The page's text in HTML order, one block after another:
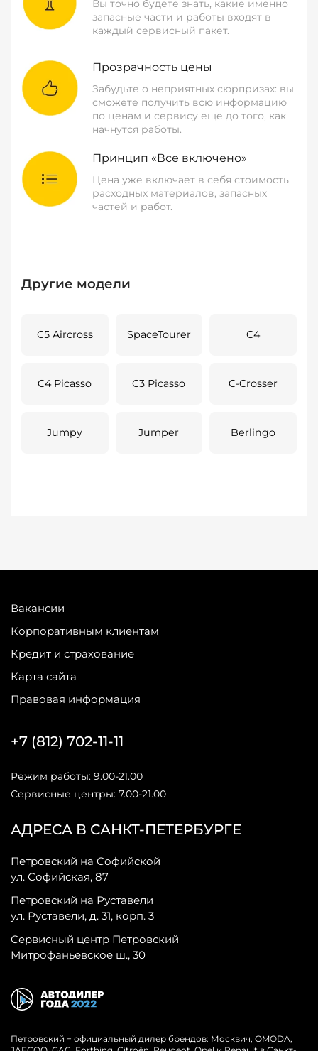
Вы точно будете знать, какие именно
запасные части и работы входят в
каждый сервисный пакет.
Прозрачность цены
Забудьте о неприятных сюрпризах: вы
сможете получить всю информацию
по ценам и сервису еще до того, как
начнутся работы.
Принцип «Все включено»
Цена уже включает в себя стоимость
расходных материалов, запасных
частей и работ.
Другие модели
C5 Aircross SpaceTourer C4
C4 Picasso C3 Picasso C-Crosser
Jumpy Jumper Berlingo
Вакансии
Корпоративным клиентам
Кредит и страхование
Карта сайта
Правовая информация
АДРЕСА В САНКТ-ПЕТЕРБУРГЕ
Петровский на Софийской
ул. Софийская, 87
Петровский на Руставели
ул. Руставели, д. 31, корп. 3
Сервисный центр Петровский
Митрофаньевское ш., 30
+7 (812) 702-11-11
Режим работы: 9.00-21.00
Сервисные центры: 7.00-21.00
Петровский − официальный дилер брендов: Москвич, OMODA,